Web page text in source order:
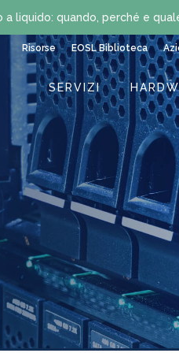
a liquido: quando, perché e
Risorse EOSL Biblioteca
SERVIZI